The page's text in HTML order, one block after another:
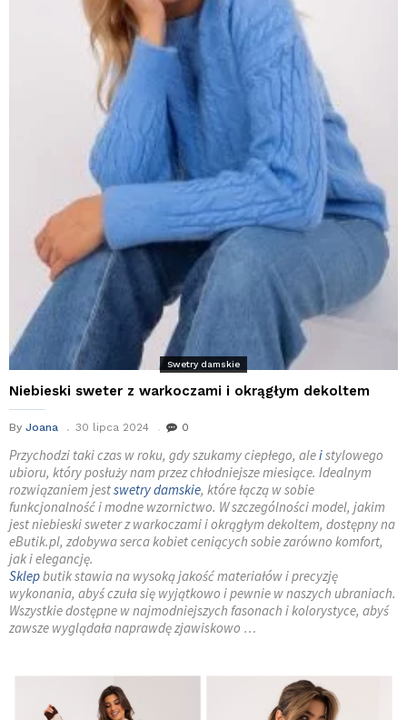
Swetry damskie
Niebieski sweter z warkoczami i okrągłym dekoltem
By Joana 30 lipca 2024 0
Przychodzi taki czas w roku, gdy szukamy ciepłego, aleistylowego
ubioru, który posłuży nam przez chłodniejsze miesiące. Idealnym
rozwiązaniem jestswetry damskie, które łączą w sobie
funkcjonalność i modne wzornictwo. W szczególności model, jakim
jest niebieski sweter z warkoczami i okrągłym dekoltem, dostępny na
eButik.pl, zdobywa serca kobiet ceniących sobie zarówno komfort,
jak i elegancję.
Sklepbutik stawia na wysoką jakość materiałów i precyzję
wykonania, abyś czuła się wyjątkowo i pewnie w naszych ubraniach.
Wszystkie dostępne w najmodniejszych fasonach i kolorystyce, abyś
zawsze wyglądała naprawdę zjawiskowo …